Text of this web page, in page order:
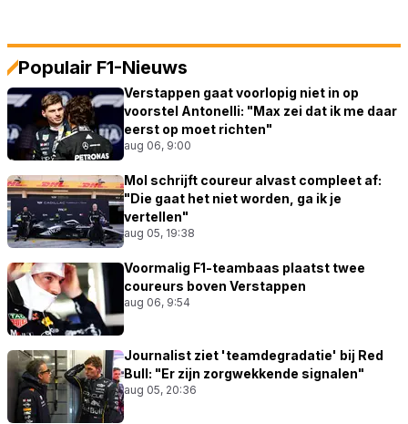
Populair F1-Nieuws
Verstappen gaat voorlopig niet in op
voorstel Antonelli: "Max zei dat ik me daar
eerst op moet richten"
aug 06, 9:00
Mol schrijft coureur alvast compleet af:
"Die gaat het niet worden, ga ik je
vertellen"
aug 05, 19:38
Voormalig F1-teambaas plaatst twee
coureurs boven Verstappen
aug 06, 9:54
Journalist ziet 'teamdegradatie' bij Red
Bull: "Er zijn zorgwekkende signalen"
aug 05, 20:36